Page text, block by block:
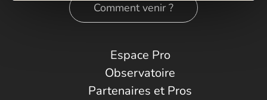
Comment venir ?
Espace Pro
Observatoire
Partenaires et Pros